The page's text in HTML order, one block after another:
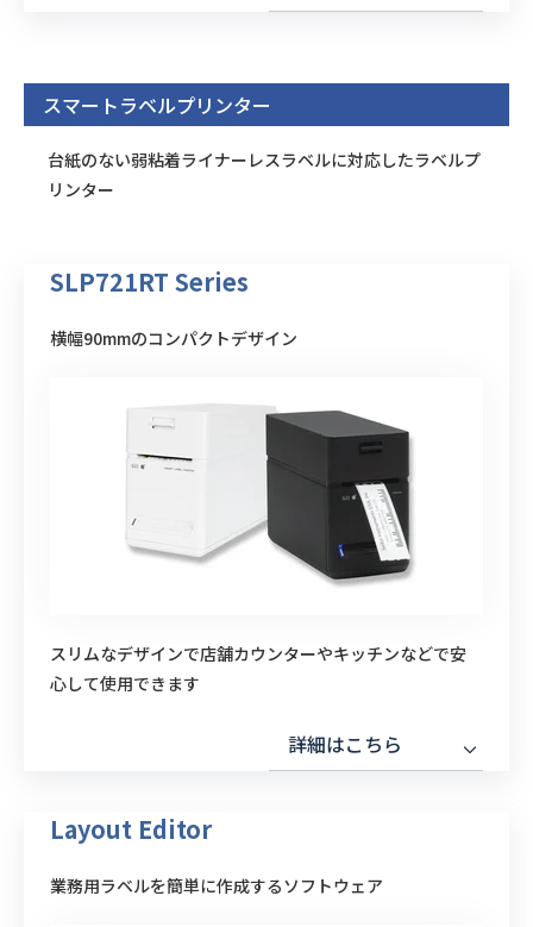
スマートラベルプリンター
台紙のない弱粘着ライナーレスラベルに対応したラベルプ
リンター
SLP721RT Series
横幅90mmのコンパクトデザイン
スリムなデザインで店舗カウンターやキッチンなどで安
心して使用できます
詳細はこちら
Layout Editor
業務用ラベルを簡単に作成するソフトウェア